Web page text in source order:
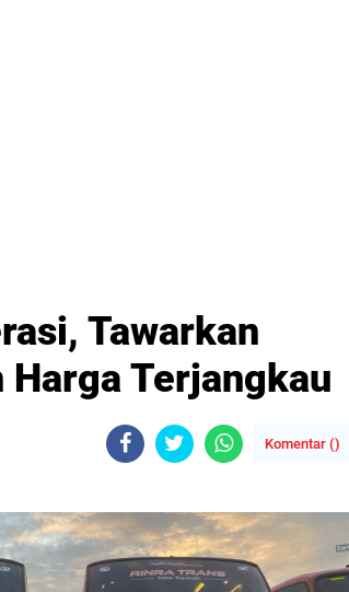
Tawarkan
Terjangkau
Komentar ()